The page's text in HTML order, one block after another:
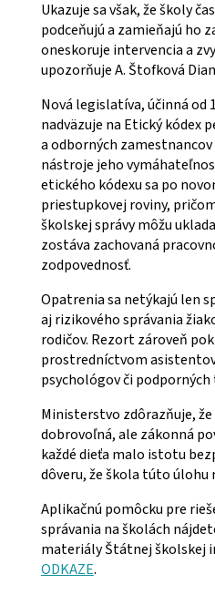
Ukazuje sa však, že školy
podceňujú a zamieňajú ho
oneskoruje intervencia a
upozorňuje A. Štofková
Nová legislatíva, účinná od
nadväzuje na Etický kódex
a odborných zamestnancov
nástroje jeho
etického kódexu sa po
priestupkovej roviny,
školskej správy môžu
zostáva zachovaná
zodpovednosť.
Opatrenia sa netýkajú len
aj rizikového správania
rodičov. Rezort zároveň
prostredníctvom
psychológov či podporných
Ministerstvo zdôrazňuje,
dobrovoľná, ale zákonná
každé dieťa malo istotu
dôveru, že škola túto úlohu
Aplikačnú pomôcku pre
správania na školách
materiály Štátnej školskej
ODKAZE.